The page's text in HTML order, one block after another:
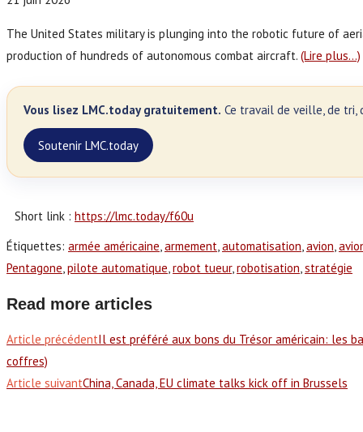
The United States military is plunging into the robotic future of
production of hundreds of autonomous combat aircraft. (Lire plus…)
Vous lisez LMC.today gratuitement. Ce travail de veille, de tri,
Soutenir LMC.today
Short link : https://lmc.today/f60u
Étiquettes: armée américaine, armement, automatisation, avion,
Pentagone, pilote automatique, robot tueur, robotisation, stratégie
Read more articles
Article précédentIl est préféré aux bons du Trésor américain: les
coffres)
Article suivantChina, Canada, EU climate talks kick off in Brussels